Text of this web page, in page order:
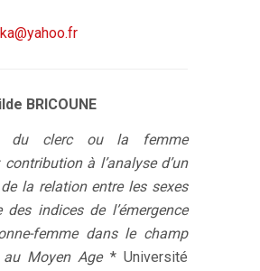
BRICOUNE
du clerc ou la femme
à l’analyse d’un
la relation entre les sexes
des indices de l’émergence
femme dans le champ
Moyen Age* Université